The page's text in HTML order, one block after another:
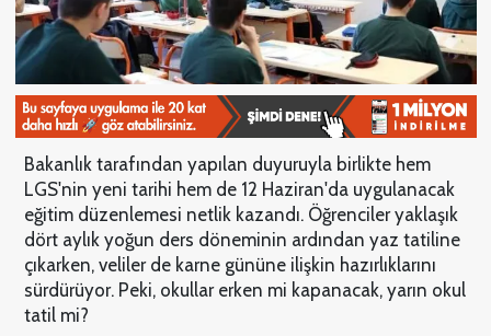
Bakanlık tarafından yapılan duyuruyla birlikte hem
LGS'nin yeni tarihi hem de 12 Haziran'da uygulanacak
eğitim düzenlemesi netlik kazandı. Öğrenciler yaklaşık
dört aylık yoğun ders döneminin ardından yaz tatiline
çıkarken, veliler de karne gününe ilişkin hazırlıklarını
sürdürüyor. Peki, okullar erken mi kapanacak, yarın okul
tatil mi?